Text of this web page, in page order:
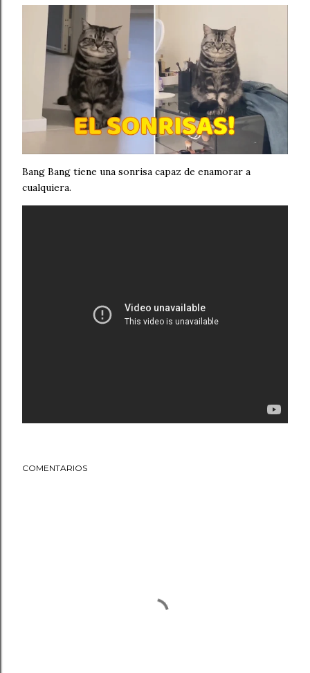
Bang Bang tiene una sonrisa capaz de enamorar a
cualquiera.
COMENTARIOS